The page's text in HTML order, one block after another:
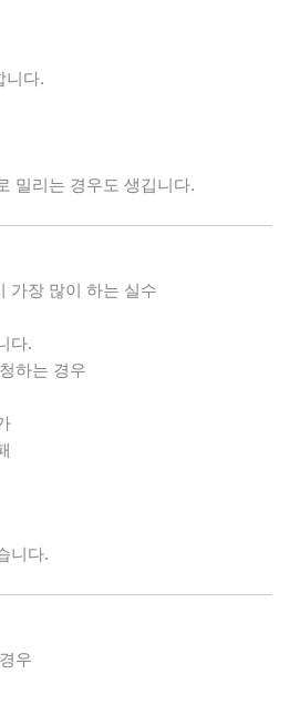
니다.
밀리는 경우도 생깁니다.
가장 많이 하는 실수
다.
하는 경우
니다.
우